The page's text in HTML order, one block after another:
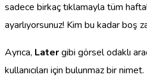
sadece birkaç tıklamayla tüm
ayarlıyorsunuz! Kim bu kadar boş
Ayrıca, Latergibi görsel odaklı
kullanıcıları için bulunmaz bir